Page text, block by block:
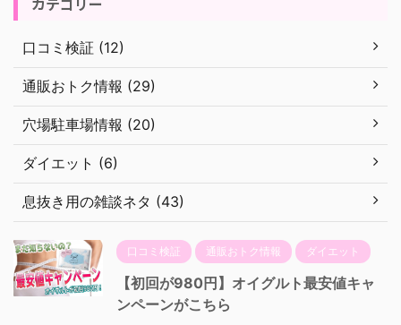
口コミ検証 (12)
通販おトク情報 (29)
穴場駐車場情報 (20)
ダイエット (6)
息抜き用の雑談ネタ (43)
口コミ検証 通販おトク情報 ダイエット
【初回が980円】オイグルト最安値キャ
ンペーンがこちら